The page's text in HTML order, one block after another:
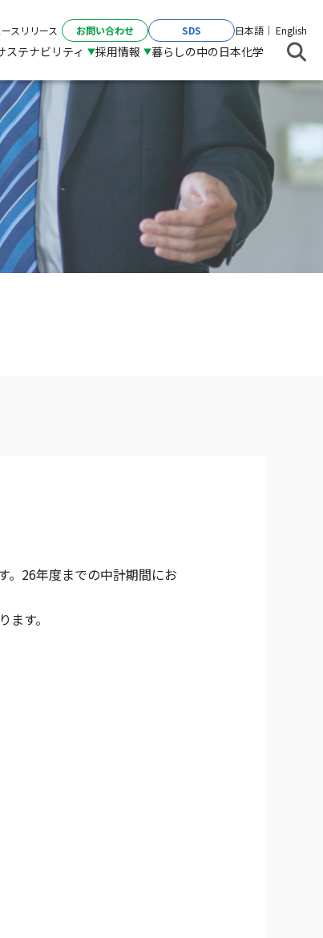
スリリース お問い合わせ SDS English
日本語
ステナビリティ 採用情報 暮らしの中の日本化学
。26年度までの中計期間にお
す。